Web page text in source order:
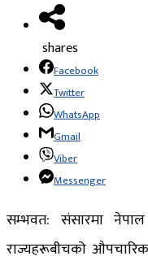
shares
Facebook
Twitter
WhatsApp
Gmail
Viber
Messenger
सम्भवत: स‌ंसारमा
राज्यहरूबीचको